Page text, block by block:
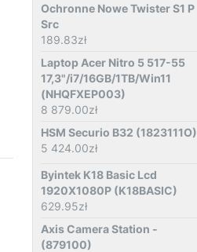
Ochronne Nowe Twister S1 P
Src
189.83zł
Laptop Acer Nitro 5 517-55
17,3"/i7/16GB/1TB/Win11
(NHQFXEP003)
8 879.00zł
HSM Securio B32 (1823111O)
5 424.00zł
Byintek K18 Basic Lcd
1920X1080P (K18BASIC)
629.95zł
Axis Camera Station -
(879100)